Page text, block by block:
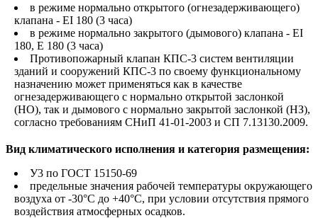
в режиме нормально открытого (огнезадерживающего)
клапана - EI 180 (3 часа)
в режиме нормально закрытого (дымового) клапана - EI
180, E 180 (3 часа)
Противопожарный клапан КПС-3 систем вентиляции
зданий и сооружений КПС-3 по своему функциональному
назначению может применяться как в качестве
огнезадерживающего с нормально открытой заслонкой
(НО), так и дымового с нормально закрытой заслонкой (НЗ),
согласно требованиям СНиП 41-01-2003 и СП 7.13130.2009.
Вид климатического исполнения и категория размещения:
У3 по ГОСТ 15150-69
предельные значения рабочей температуры окружающего
воздуха от -30°С до +40°С, при условии отсутствия прямого
воздействия атмосферных осадков.